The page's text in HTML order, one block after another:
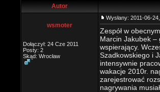
Autor
wsmoter
Dołączył: 24 Cze 2011
Posty: 2
Skąd: Wrocław
Wysłany: 2011-06-
Zespół w
Marcin Jakubek –
wspierający.
Szadkowskiego i
intensywnie
wakacje 2010r.
zarejestrować
nagrywania